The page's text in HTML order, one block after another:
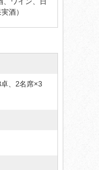
酒）
、2名席×3